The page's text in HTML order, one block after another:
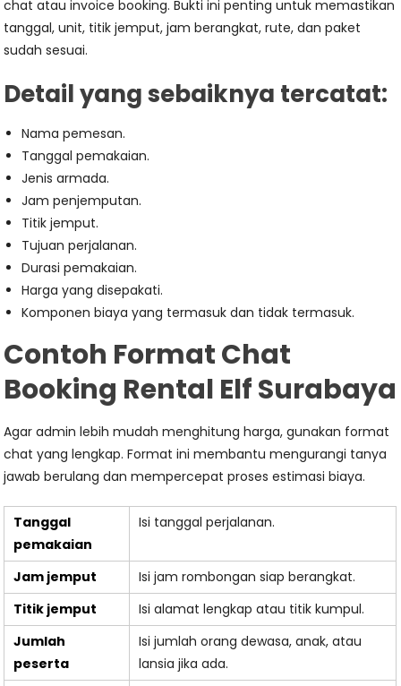
chat atau invoice booking. Bukti ini penting untuk memastikan
tanggal, unit, titik jemput, jam berangkat, rute, dan paket
sudah sesuai.
Detail yang sebaiknya tercatat:
Nama pemesan.
Tanggal pemakaian.
Jenis armada.
Jam penjemputan.
Titik jemput.
Tujuan perjalanan.
Durasi pemakaian.
Harga yang disepakati.
Komponen biaya yang termasuk dan tidak termasuk.
Contoh Format Chat
Booking Rental Elf Surabaya
Agar admin lebih mudah menghitung harga, gunakan format
chat yang lengkap. Format ini membantu mengurangi tanya
jawab berulang dan mempercepat proses estimasi biaya.
Tanggal
pemakaian
Isi tanggal perjalanan.
Jam jemput
Isi jam rombongan siap berangkat.
Titik jemput
Isi alamat lengkap atau titik kumpul.
Jumlah
peserta
Isi jumlah orang dewasa, anak, atau
lansia jika ada.